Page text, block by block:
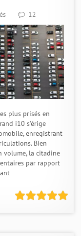
12
plus prisés en
i10 s'érige
enregistrant
Bien
volume, la citadine
par rapport